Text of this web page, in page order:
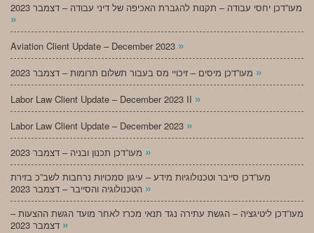
מעו”דכן יחסי עבודה – תקנות להגברת האכיפה של דיני עבודה – דצמבר 2023
»
Aviation Client Update – December 2023 »
»
Labor Law Client Update – December 2023 II »
Labor Law Client Update – December 2023 »
»
מעו”דכן סייבר וטכנולוגיות מידע – עיגון סמכויות נרחבות לשב”כ בזירת
»
מעו”דכן ליטיגציה – הגשת עתירה נגד תנאי מכרז לאחר מועד הגשת ההצעות –
»